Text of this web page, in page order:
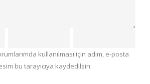
kullanılması için adım, e-posta
bu tarayıcıya kaydedilsin.